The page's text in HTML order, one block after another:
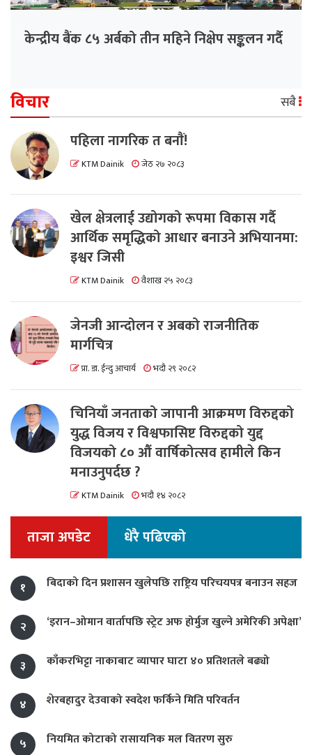
केन्द्रीय बैंक ८५ अर्बको तीन महिने निक्षेप सङ्कलन गर्दै
विचार सबै
पहिला नागरिक त बनाैं!
KTM Dainik जेठ २७ २०८३
खेल क्षेत्रलाई उद्योगको रूपमा विकास गर्दै
आर्थिक समृद्धिको आधार बनाउने अभियानमा:
इश्वर जिसी
KTM Dainik वैशाख २५ २०८३
जेनजी आन्दोलन र अबको राजनीतिक
मार्गचित्र
प्रा. डा. ईन्दु आचार्य भदौ २९ २०८२
चिनियाँ जनताको जापानी आक्रमण विरुद्दको
युद्ध विजय र विश्वफासिष्ट विरुद्दको युद्द
विजयको ८० औं वार्षिकोत्सव हामीले किन
मनाउनुपर्दछ ?
KTM Dainik भदौ १४ २०८२
ताजा अपडेट धेरै पढिएको
१ बिदाको दिन प्रशासन खुलेपछि राष्ट्रिय परिचयपत्र बनाउन सहज
२ ‘इरान–ओमान वार्तापछि स्ट्रेट अफ होर्मुज खुल्ने अमेरिकी अपेक्षा’
३ काँकरभिट्टा नाकाबाट व्यापार घाटा ४० प्रतिशतले बढ्यो
४ शेरबहादुर देउवाको स्वदेश फर्किने मिति परिवर्तन
५ नियमित कोटाको रासायनिक मल वितरण सुरु